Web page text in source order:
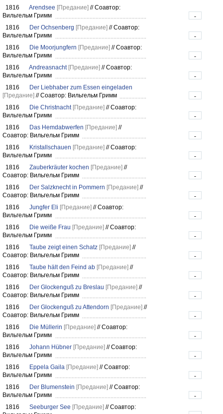
1816
Arendsee [Предание] //Соавтор:
Вильгельм Гримм
-
1816
Der Ochsenberg [Предание] //Соавтор:
Вильгельм Гримм
-
1816
Die Moorjungfern [Предание] //Соавтор:
Вильгельм Гримм
-
1816
Andreasnacht [Предание] //Соавтор:
Вильгельм Гримм
-
1816
Der Liebhaber zum Essen eingeladen
[Предание] //Соавтор: Вильгельм Гримм
-
1816
Die Christnacht [Предание] //Соавтор:
Вильгельм Гримм
-
1816
Das Hemdabwerfen [Предание] //
Соавтор: Вильгельм Гримм
-
1816
Kristallschauen [Предание] //Соавтор:
Вильгельм Гримм
-
1816
Zauberkräuter kochen [Предание] //
Соавтор: Вильгельм Гримм
-
1816
Der Salzknecht in Pommern [Предание] //
Соавтор: Вильгельм Гримм
-
1816
Jungfer Eli [Предание] //Соавтор:
Вильгельм Гримм
-
1816
Die weiße Frau [Предание] //Соавтор:
Вильгельм Гримм
-
1816
Taube zeigt einen Schatz [Предание] //
Соавтор: Вильгельм Гримм
-
1816
Taube hält den Feind ab [Предание] //
Соавтор: Вильгельм Гримм
-
1816
Der Glockenguß zu Breslau [Предание] //
Соавтор: Вильгельм Гримм
-
1816
Der Glockenguß zu Attendorn [Предание] //
Соавтор: Вильгельм Гримм
-
1816
Die Müllerin [Предание] //Соавтор:
Вильгельм Гримм
-
1816
Johann Hübner [Предание] //Соавтор:
Вильгельм Гримм
-
1816
Eppela Gaila [Предание] //Соавтор:
Вильгельм Гримм
-
1816
Der Blumenstein [Предание] //Соавтор:
Вильгельм Гримм
-
1816
Seeburger See [Предание] //Соавтор: